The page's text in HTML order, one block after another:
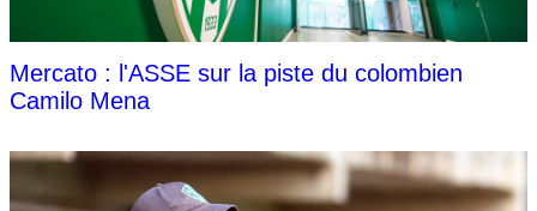
Mercato : l'ASSE sur la piste du colombien
Camilo Mena